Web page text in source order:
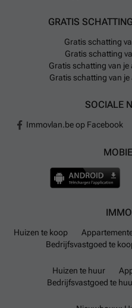
GRATIS
Gratis schatting
Gratis schatting
Gratis schatting van
Gratis schatting van
SOCIALE
Immovlan.be op Facebook
Huizen te koop
Bedrijfsvastgoed te
Huizen te huur
Bedrijfsvastgoed te